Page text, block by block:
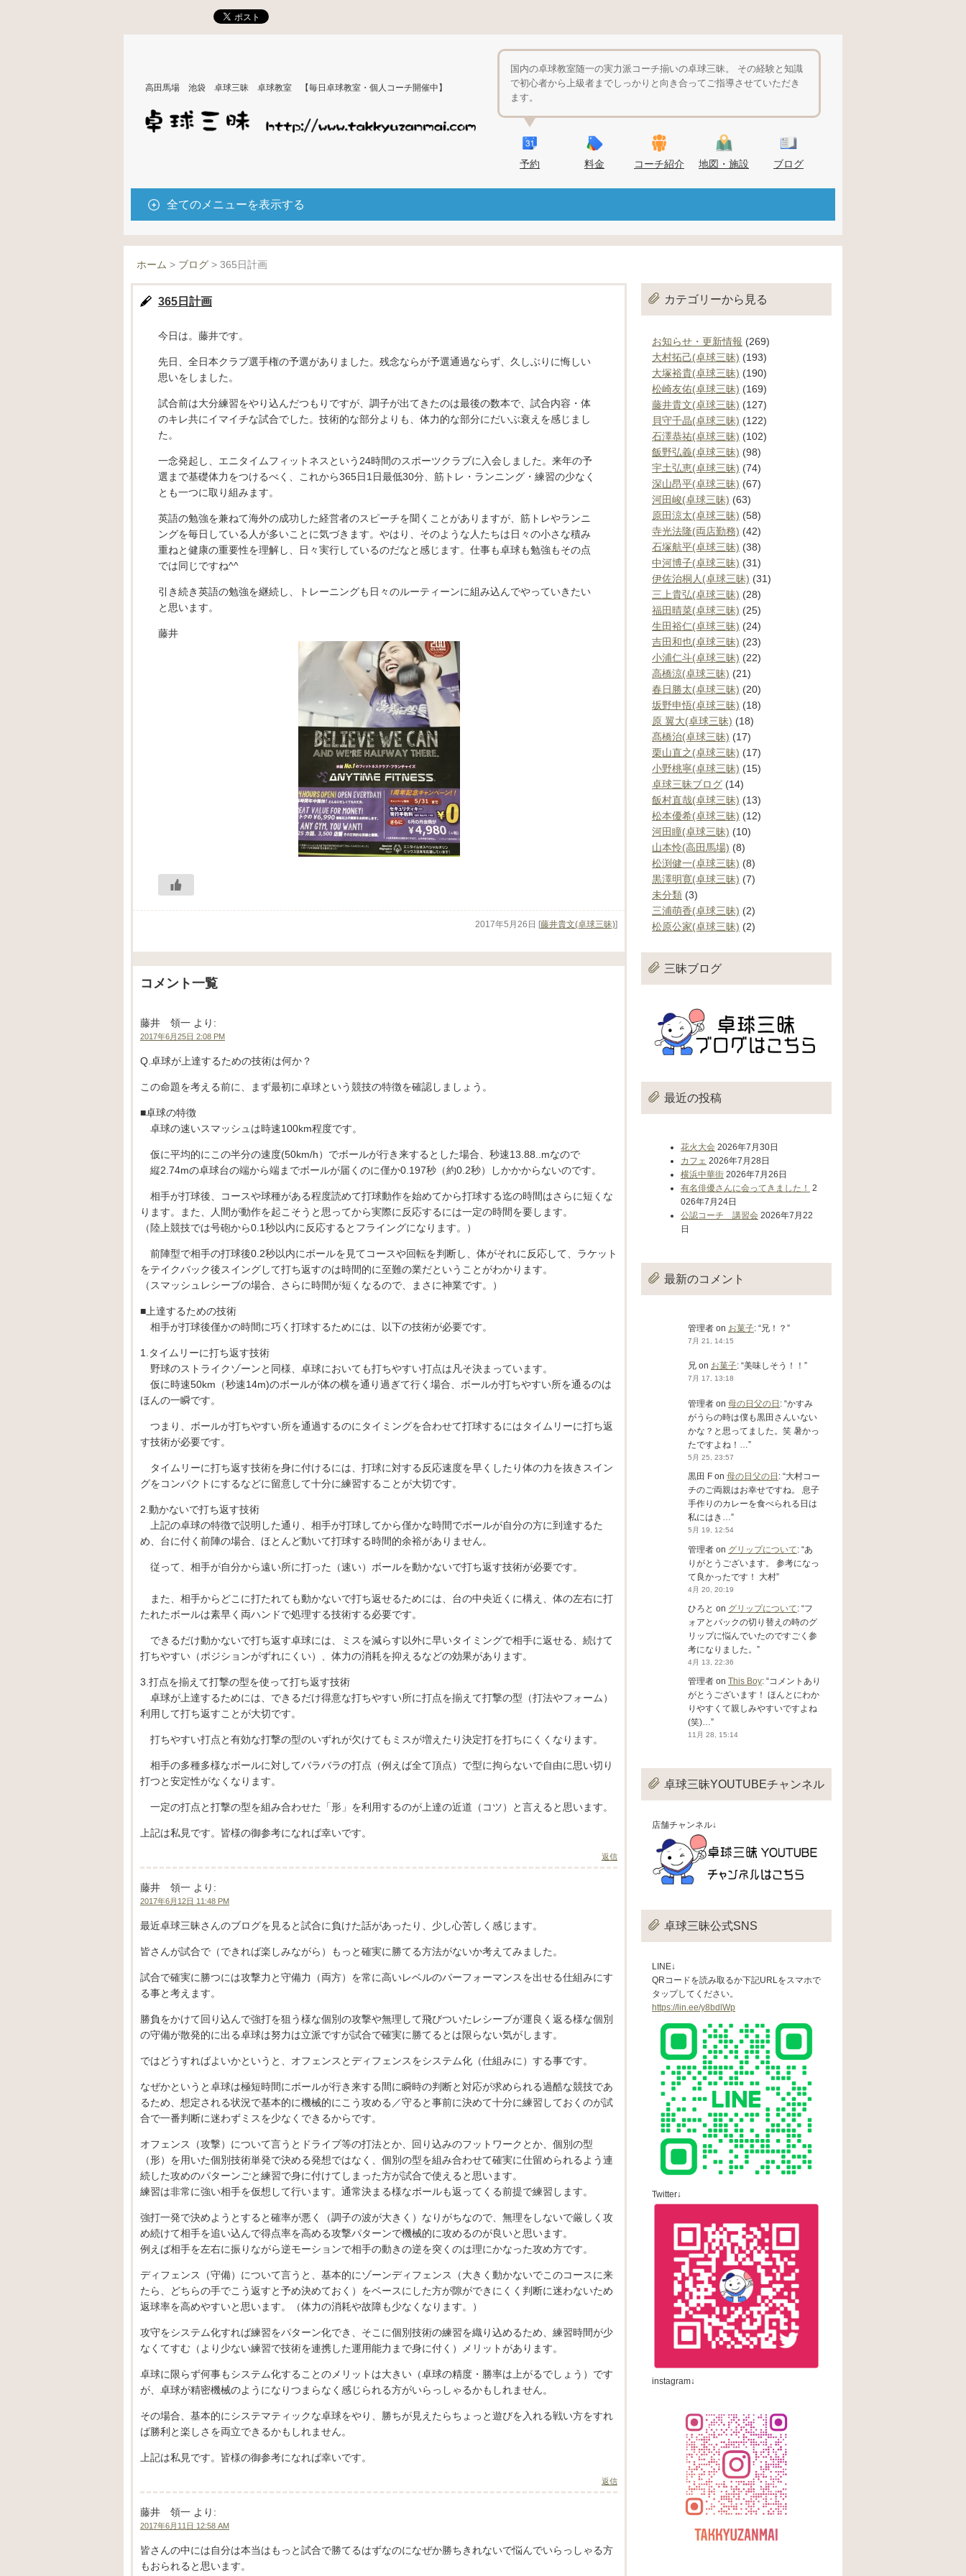
高田馬場 池袋 卓球三昧 卓球教室 【毎日卓球教室・個人コーチ開催中】
国内の卓球教室随一の実力派コーチ揃いの卓球三昧。 その経験と知識
で初心者から上級者までしっかりと向き合ってご指導させていただき
ます。
予約 料金 コーチ紹介 地図・施設 ブログ
全てのメニューを表示する
ホーム > ブログ > 365日計画
365日計画
今日は。藤井です。
先日、全日本クラブ選手権の予選がありました。残念ならが予選通過ならず、久しぶりに悔しい
思いをしました。
試合前は大分練習をやり込んだつもりですが、調子が出てきたのは最後の数本で、試合内容・体
のキレ共にイマイチな試合でした。技術的な部分よりも、体力的な部分にだいぶ衰えを感じまし
た。
一念発起し、エニタイムフィットネスという24時間のスポーツクラブに入会しました。来年の予
選まで基礎体力をつけるべく、これから365日1日最低30分、筋トレ・ランニング・練習の少なく
とも一つに取り組みます。
英語の勉強を兼ねて海外の成功した経営者のスピーチを聞くことがありますが、筋トレやランニ
ングを毎日している人が多いことに気づきます。やはり、そのような人たちは日々の小さな積み
重ねと健康の重要性を理解し、日々実行しているのだなと感じます。仕事も卓球も勉強もその点
では同じですね^^
引き続き英語の勉強を継続し、トレーニングも日々のルーティーンに組み込んでやっていきたい
と思います。
藤井
2017年5月26日 [藤井貴文(卓球三昧)]
コメント一覧
藤井 領一 より:
2017年6月25日 2:08 PM
Q.卓球が上達するための技術は何か？
この命題を考える前に、まず最初に卓球という競技の特徴を確認しましょう。
■卓球の特徴
卓球の速いスマッシュは時速100km程度です。
仮に平均的にこの半分の速度(50km/h）でボールが行き来するとした場合、秒速13.88..mなので
縦2.74mの卓球台の端から端までボールが届くのに僅か0.197秒（約0.2秒）しかかからないのです。
相手が打球後、コースや球種がある程度読めて打球動作を始めてから打球する迄の時間はさらに短くな
ります。また、人間が動作を起こそうと思ってから実際に反応するには一定の時間を要します。
（陸上競技では号砲から0.1秒以内に反応するとフライングになります。）
前陣型で相手の打球後0.2秒以内にボールを見てコースや回転を判断し、体がそれに反応して、ラケット
をテイクバック後スイングして打ち返すのは時間的に至難の業だということがわかります。
（スマッシュレシーブの場合、さらに時間が短くなるので、まさに神業です。）
■上達するための技術
相手が打球後僅かの時間に巧く打球するためには、以下の技術が必要です。
1.タイムリーに打ち返す技術
野球のストライクゾーンと同様、卓球においても打ちやすい打点は凡そ決まっています。
仮に時速50km（秒速14m)のボールが体の横を通り過ぎて行く場合、ボールが打ちやすい所を通るのは
ほんの一瞬です。
つまり、ボールが打ちやすい所を通過するのにタイミングを合わせて打球するにはタイムリーに打ち返
す技術が必要です。
タイムリーに打ち返す技術を身に付けるには、打球に対する反応速度を早くしたり体の力を抜きスイン
グをコンパクトにするなどに留意して十分に練習することが大切です。
2.動かないで打ち返す技術
上記の卓球の特徴で説明した通り、相手が打球してから僅かな時間でボールが自分の方に到達するた
め、台に付く前陣の場合、ほとんど動いて打球する時間的余裕がありません。
従って、相手が自分から遠い所に打った（速い）ボールを動かないで打ち返す技術が必要です。
また、相手からどこに打たれても動かないで打ち返せるためには、台の中央近くに構え、体の左右に打
たれたボールは素早く両ハンドで処理する技術する必要です。
できるだけ動かないで打ち返す卓球には、ミスを減らす以外に早いタイミングで相手に返せる、続けて
打ちやすい（ポジションがずれにくい）、体力の消耗を抑えるなどの効果があります。
3.打点を揃えて打撃の型を使って打ち返す技術
卓球が上達するためには、できるだけ得意な打ちやすい所に打点を揃えて打撃の型（打法やフォーム）
利用して打ち返すことが大切です。
打ちやすい打点と有効な打撃の型のいずれが欠けてもミスが増えたり決定打を打ちにくくなります。
相手の多種多様なボールに対してバラバラの打点（例えば全て頂点）で型に拘らないで自由に思い切り
打つと安定性がなくなります。
一定の打点と打撃の型を組み合わせた「形」を利用するのが上達の近道（コツ）と言えると思います。
上記は私見です。皆様の御参考になれば幸いです。
返信
藤井 領一 より:
2017年6月12日 11:48 PM
最近卓球三昧さんのブログを見ると試合に負けた話があったり、少し心苦しく感じます。
皆さんが試合で（できれば楽しみながら）もっと確実に勝てる方法がないか考えてみました。
試合で確実に勝つには攻撃力と守備力（両方）を常に高いレベルのパーフォーマンスを出せる仕組みにす
る事と考えます。
勝負をかけて回り込んで強打を狙う様な個別の攻撃や無理して飛びついたレシーブが運良く返る様な個別
の守備が散発的に出る卓球は努力は立派ですが試合で確実に勝てるとは限らない気がします。
ではどうすればよいかというと、オフェンスとディフェンスをシステム化（仕組みに）する事です。
なぜかというと卓球は極短時間にボールが行き来する間に瞬時の判断と対応が求められる過酷な競技であ
るため、想定される状況で基本的に機械的にこう攻める／守ると事前に決めて十分に練習しておくのが試
合で一番判断に迷わずミスを少なくできるからです。
オフェンス（攻撃）について言うとドライブ等の打法とか、回り込みのフットワークとか、個別の型
（形）を用いた個別技術単発で決める発想ではなく、個別の型を組み合わせて確実に仕留められるよう連
続した攻めのパターンごと練習で身に付けてしまった方が試合で使えると思います。
練習は非常に強い相手を仮想して行います。通常決まる様なボールも返ってくる前提で練習します。
強打一発で決めようとすると確率が悪く（調子の波が大きく）なりがちなので、無理をしないで厳しく攻
め続けて相手を追い込んで得点率を高める攻撃パターンで機械的に攻めるのが良いと思います。
例えば相手を左右に振りながら逆モーションで相手の動きの逆を突くのは理にかなった攻め方です。
ディフェンス（守備）について言うと、基本的にゾーンディフェンス（大きく動かないでこのコースに来
たら、どちらの手でこう返すと予め決めておく）をベースにした方が隙ができにくく判断に迷わないため
返球率を高めやすいと思います。（体力の消耗や故障も少なくなります。）
攻守をシステム化すれば練習をパターン化でき、そこに個別技術の練習を織り込めるため、練習時間が少
なくてすむ（より少ない練習で技術を連携した運用能力まで身に付く）メリットがあります。
卓球に限らず何事もシステム化することのメリットは大きい（卓球の精度・勝率は上がるでしょう）です
が、卓球が精密機械のようになりつまらなく感じられる方がいらっしゃるかもしれません。
その場合、基本的にシステマティックな卓球をやり、勝ちが見えたらちょっと遊びを入れる戦い方をすれ
ば勝利と楽しさを両立できるかもしれません。
上記は私見です。皆様の御参考になれば幸いです。
返信
藤井 領一 より:
2017年6月11日 12:58 AM
皆さんの中には自分は本当はもっと試合で勝てるはずなのになぜか勝ちきれないで悩んでいらっしゃる方
もおられると思います。
カテゴリーから見る
お知らせ・更新情報 (269)
大村拓己(卓球三昧) (193)
大塚裕貴(卓球三昧) (190)
松崎友佑(卓球三昧) (169)
藤井貴文(卓球三昧) (127)
貝守千晶(卓球三昧) (122)
石澤恭祐(卓球三昧) (102)
飯野弘義(卓球三昧) (98)
宇土弘恵(卓球三昧) (74)
深山昂平(卓球三昧) (67)
河田峻(卓球三昧) (63)
原田涼太(卓球三昧) (58)
寺光法隆(両店勤務) (42)
石塚航平(卓球三昧) (38)
中河博子(卓球三昧) (31)
伊佐治桐人(卓球三昧) (31)
三上貴弘(卓球三昧) (28)
福田晴菜(卓球三昧) (25)
生田裕仁(卓球三昧) (24)
吉田和也(卓球三昧) (23)
小浦仁斗(卓球三昧) (22)
高橋涼(卓球三昧) (21)
春日勝太(卓球三昧) (20)
坂野申悟(卓球三昧) (18)
原 翼大(卓球三昧) (18)
髙橋治(卓球三昧) (17)
栗山直之(卓球三昧) (17)
小野桃寧(卓球三昧) (15)
卓球三昧ブログ (14)
飯村直哉(卓球三昧) (13)
松本優希(卓球三昧) (12)
河田瞳(卓球三昧) (10)
山本怜(高田馬場) (8)
松渕健一(卓球三昧) (8)
黒澤明寛(卓球三昧) (7)
未分類 (3)
三浦萌香(卓球三昧) (2)
松原公家(卓球三昧) (2)
三昧ブログ
最近の投稿
花火大会 2026年7月30日
カフェ 2026年7月28日
横浜中華街 2026年7月26日
有名俳優さんに会ってきました！ 2
026年7月24日
公認コーチ 講習会 2026年7月22
日
最新のコメント
管理者 on お菓子: “兄！？ ”
7月 21, 14:15
兄 on お菓子: “美味しそう！！ ”
7月 17, 13:18
管理者 on 母の日父の日 : “かすみ
がうらの時は僕も黒田さんいない
かな？と思ってました。笑 暑かっ
たですよね！… ”
5月 25, 23:57
黒田 F on 母の日父の日 : “大村コー
チのご両親はお幸せですね。 息子
手作りのカレーを食べられる日は
私にはき…”
5月 19, 12:54
管理者 on グリップについて: “あ
りがとうございます。 参考になっ
て良かったです！ 大村”
4月 20, 20:19
ひろと on グリップについて: “フ
ォアとバックの切り替えの時のグ
リップに悩んでいたのですごく参
考になりました。 ”
4月 13, 22:36
管理者 on This Boy: “コメントあり
がとうございます！ ほんとにわか
りやすくて親しみやすいですよね
(笑)…”
11月 28, 15:14
卓球三昧YOUTUBEチャンネル
店舗チャンネル↓
卓球三昧公式SNS
LINE↓
QRコードを読み取るか下記URLをスマホで
タップしてください。
https://lin.ee/y8bdlWp
Twitter↓
instagram↓